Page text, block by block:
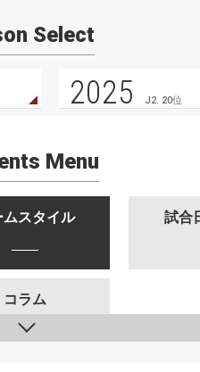
Select
2025 J2. 20位
Menu
ムスタイル 試合
コラム